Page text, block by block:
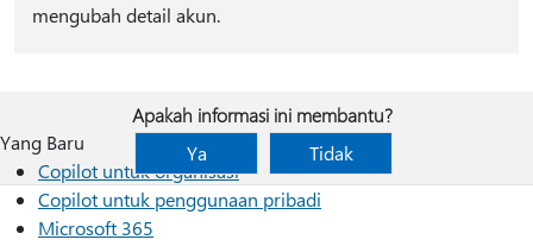
mengubah detail akun.
Apakah informasi ini membantu?
Ya
Tidak
Yang Baru
Copilot untuk organisasi
Copilot untuk penggunaan pribadi
Microsoft 365